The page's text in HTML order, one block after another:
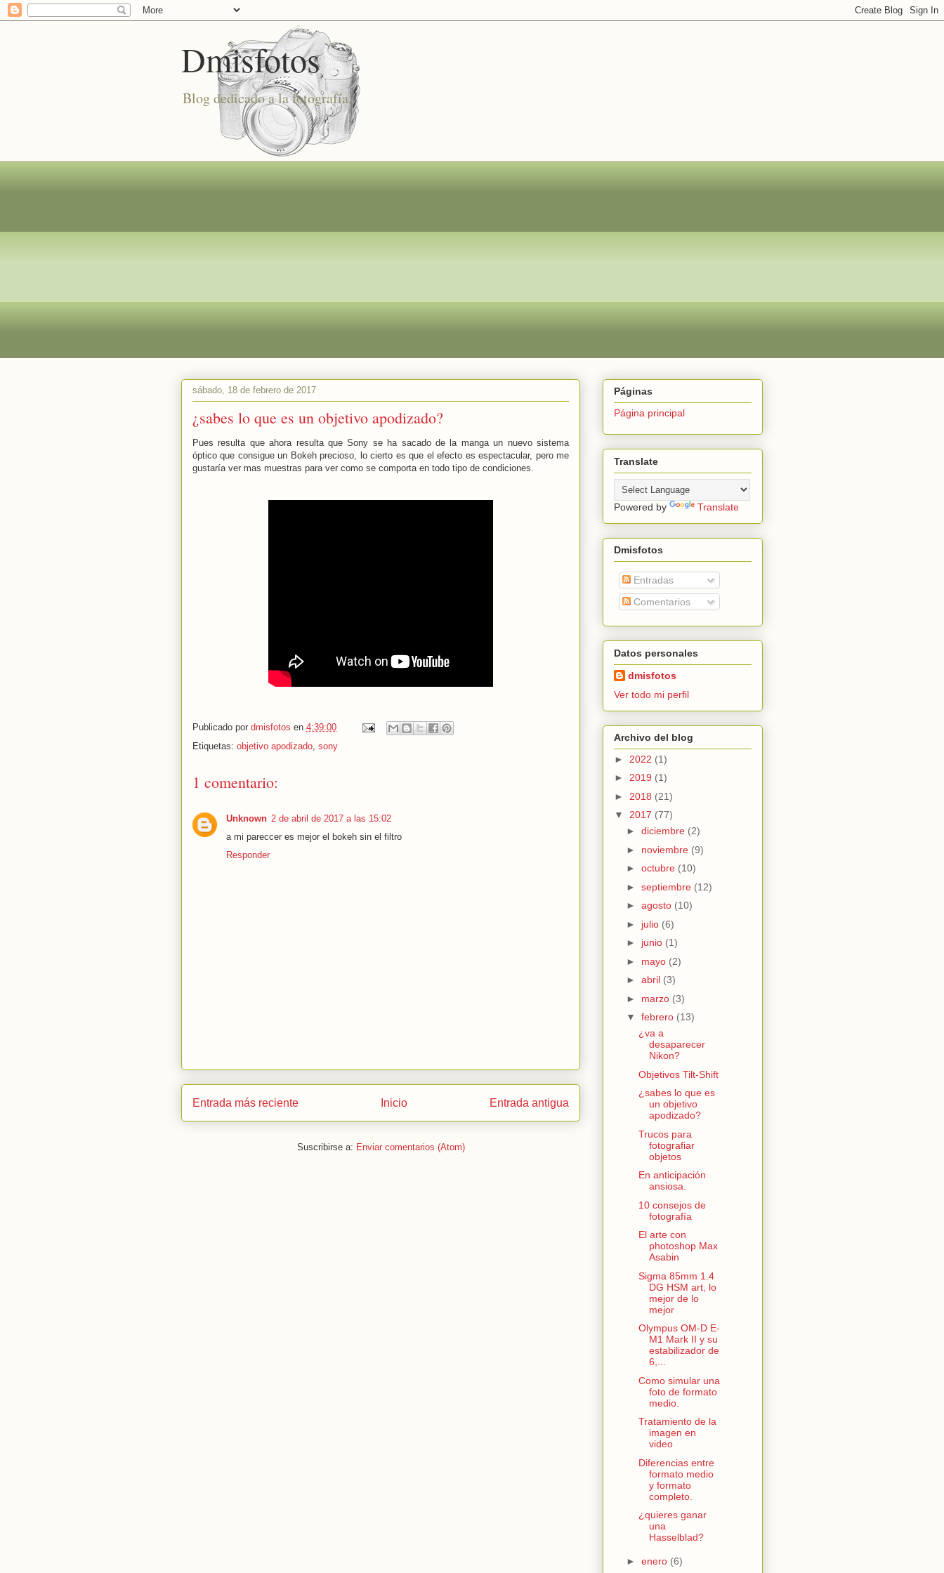
Dmisfotos
Blog dedicado a la fotografía.
sábado, 18 de febrero de 2017
¿sabes lo que es un objetivo apodizado?
Pues resulta que ahora resulta que Sony se ha sacado de la manga un nuevo sistema
óptico que consigue un Bokeh precioso, lo cierto es que el efecto es espectacular, pero me
gustaría ver mas muestras para ver como se comporta en todo tipo de condiciones.
Publicado por dmisfotos en 4:39:00
Etiquetas: objetivo apodizado, sony
1 comentario:
Unknown 2 de abril de 2017 a las 15:02
a mi pareccer es mejor el bokeh sin el filtro
Responder
Entrada más reciente Entrada antigua
Inicio
Suscribirse a: Enviar comentarios (Atom)
Páginas
Página principal
Translate
Powered by Translate
Dmisfotos
Entradas
Comentarios
Datos personales
dmisfotos
Ver todo mi perfil
Archivo del blog
► 2022 (1)
► 2019 (1)
► 2018 (21)
▼ 2017 (77)
► diciembre (2)
► noviembre (9)
► octubre (10)
► septiembre (12)
► agosto (10)
► julio (6)
► junio (1)
► mayo (2)
► abril (3)
► marzo (3)
▼ febrero (13)
¿va a
desaparecer
Nikon?
Objetivos Tilt-Shift
¿sabes lo que es
un objetivo
apodizado?
Trucos para
fotografiar
objetos
En anticipación
ansiosa.
10 consejos de
fotografía
El arte con
photoshop Max
Asabin
Sigma 85mm 1.4
DG HSM art, lo
mejor de lo
mejor
Olympus OM-D E-
M1 Mark II y su
estabilizador de
6,...
Como simular una
foto de formato
medio.
Tratamiento de la
imagen en
video
Diferencias entre
formato medio
y formato
completo.
¿quieres ganar
una
Hasselblad?
► enero (6)